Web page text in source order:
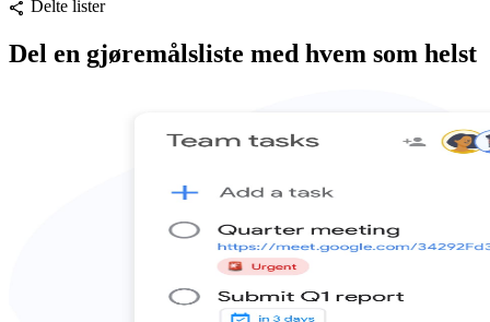
share Delte lister
Del en gjøremålsliste med hvem som helst